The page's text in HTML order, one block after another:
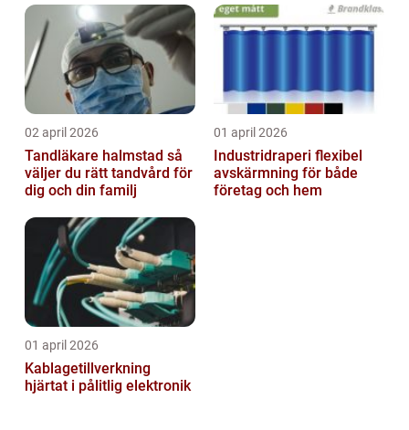
02 april 2026
Tandläkare halmstad så
väljer du rätt tandvård för
dig och din familj
01 april 2026
Industridraperi flexibel
avskärmning för både
företag och hem
01 april 2026
Kablagetillverkning
hjärtat i pålitlig elektronik